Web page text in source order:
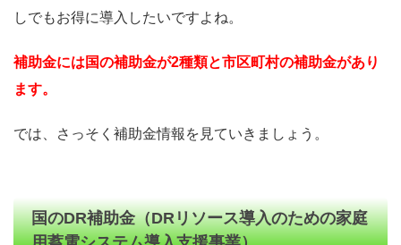
しでもお得に導入したいですよね。
補助金には国の補助金が2種類と市区町村の補助金があり
ます。
では、さっそく補助金情報を見ていきましょう。
国のDR補助金（DRリソース導入のための家庭